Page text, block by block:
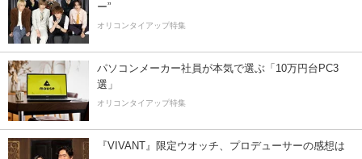
ー”
オリコンタイアップ特集
パソコンメーカー社員が本気で選ぶ「10万円台PC3
選」
オリコンタイアップ特集
『VIVANT』限定ウオッチ、プロデューサーの感想は